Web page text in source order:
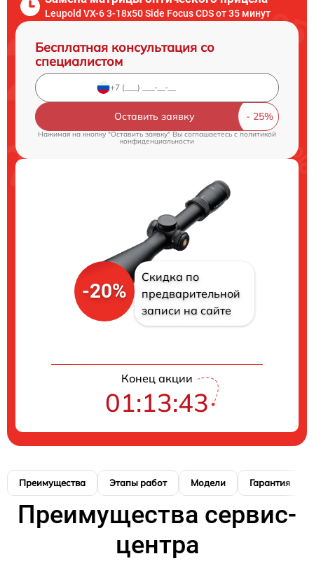
Leupold VX-6 3-18x50 Side Focus CDS от 35 минут
Бесплатная консультация со
специалистом
Оставить заявку
Нажимая на кнопку "Оставить заявку" Вы соглашаетесь cполитикой
конфиденциальности
-20%
Скидка по
предварительной
записи на сайте
Конец акции
01:13:41
Преимущества Этапы работ Модели Гарантия
Преимущества сервис-
центра